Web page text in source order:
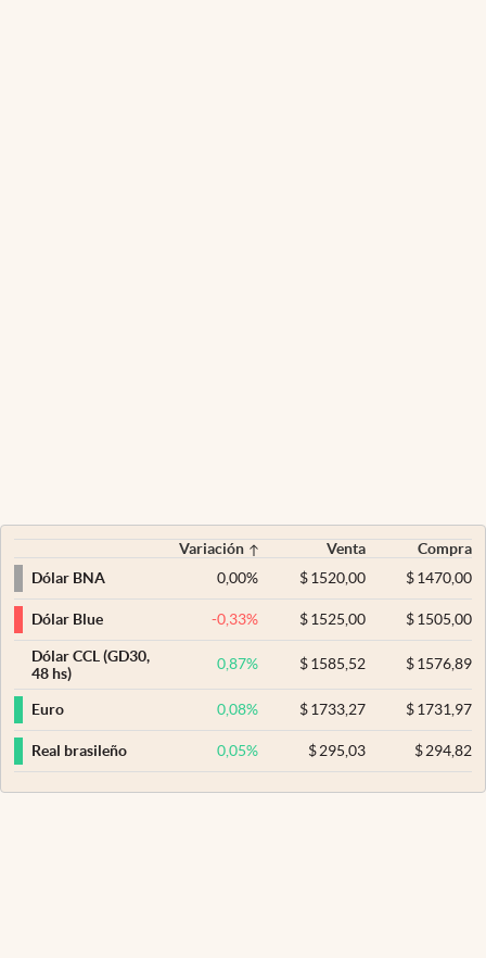
Variación Venta
Compra
Dólar BNA
0,00% $ 1520,00 $1470,00
Dólar Blue -0,33% $ 1525,00 $1505,00
Dólar CCL (GD30,
48 hs)
0,87% $ 1585,52 $1576,89
Euro 0,08% $ 1733,27 $1731,97
Real brasileño 0,05% $ 295,03 $294,82